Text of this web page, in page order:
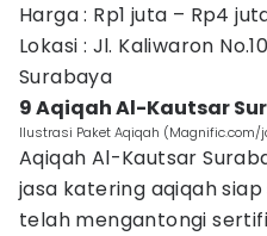
Harga : Rp1 juta – Rp4
Lokasi : Jl. Kaliwaron
Surabaya
9 Aqiqah Al-Kautsar
Ilustrasi Paket Aqiqah
Aqiqah Al-Kautsar
jasa katering aqiqah
telah mengantongi